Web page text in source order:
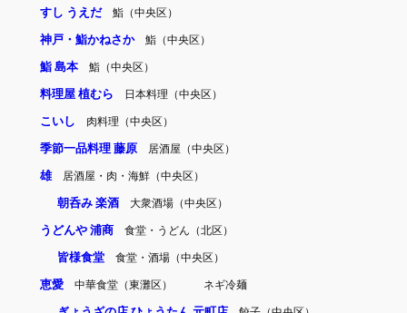
すし うえだ鮨（中央区）
神戸・鮨かねさか鮨（中央区）
鮨 島本 鮨（中央区）
料理屋 植むら 日本料理（中央区）
こいし 肉料理（中央区）
季節一品料理 藤原 居酒屋（中央区）
雄居酒屋・肉・海鮮（中央区）
朝呑み 楽酒 大衆酒場（中央区）
うどんや 浦商 食堂・うどん（北区）
皆様食堂 食堂・酒場（中央区）
恵愛 中華食堂（東灘区） ネギ冷麺